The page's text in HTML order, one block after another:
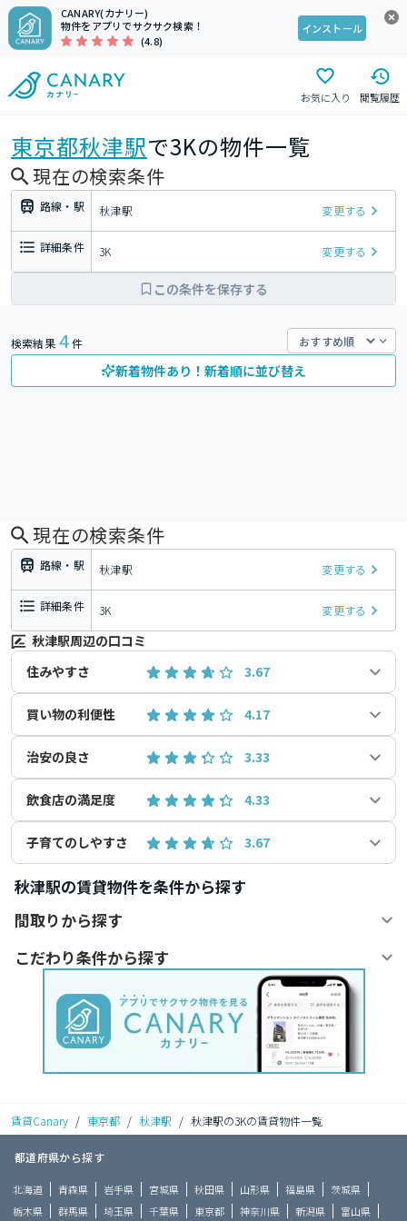
CANARY(カナリー)
物件をアプリでサクサク検索！
(4.8)
インストール
お気に入り 閲覧履歴
東京都秋津駅で3Kの物件一覧
現在の検索条件
路線・駅 秋津駅 変更する
詳細条件 3K 変更する
この条件を保存する
検索結果 4件
新着物件あり！新着順に並び替え
現在の検索条件
路線・駅 秋津駅 変更する
詳細条件 3K 変更する
秋津駅周辺の口コミ
住みやすさ
3.67
買い物の利便性 4.17
治安の良さ 3.33
飲食店の満足度 4.33
子育てのしやすさ 3.67
秋津駅の賃貸物件を条件から探す
間取りから探す
こだわり条件から探す
賃貸Canary / 東京都 / 秋津駅 / 秋津駅の3Kの賃貸物件一覧
都道府県から探す
北海道 青森県 岩手県 宮城県 秋田県 山形県 福島県
茨城県
栃木県
群馬県 埼玉県 千葉県 東京都 神奈川県 新潟県 富山県